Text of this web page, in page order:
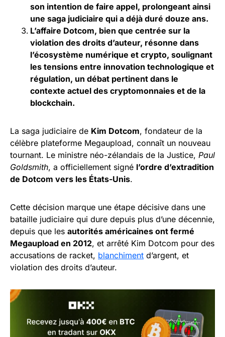
son intention de faire appel, prolongeant ainsi
une saga judiciaire qui a déjà duré douze ans.
L’affaire Dotcom, bien que centrée sur la
violation des droits d’auteur, résonne dans
l’écosystème numérique et crypto, soulignant
les tensions entre innovation technologique et
régulation, un débat pertinent dans le
contexte actuel des cryptomonnaies et de la
blockchain.
La saga judiciaire de Kim Dotcom, fondateur de la
célèbre plateforme Megaupload, connaît un nouveau
tournant. Le ministre néo-zélandais de la Justice, Paul
Goldsmith, a officiellement signé l’ordre d’extradition
de Dotcom vers les États-Unis.
Cette décision marque une étape décisive dans une
bataille judiciaire qui dure depuis plus d’une décennie,
depuis que les autorités américaines ont fermé
Megaupload en 2012, et arrêté Kim Dotcom pour des
accusations de racket, blanchiment d’argent, et
violation des droits d’auteur.